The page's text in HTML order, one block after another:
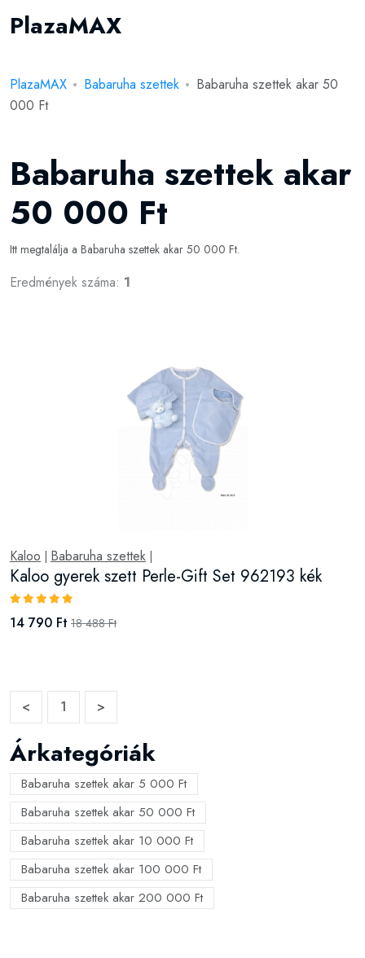
PlazaMAX
PlazaMAX Babaruha szettek
Babaruha szettek akar 50
000 Ft
Babaruha szettek akar
50 000 Ft
Itt megtalálja a Babaruha szettek akar 50 000 Ft.
Eredmények száma: 1
Kaloo Babaruha szettek
Kaloo gyerek szett Perle-Gift Set 962193 kék
14 790 Ft 18 488 Ft
< 1 >
Árkategóriák
Babaruha szettek akar 5 000 Ft
Babaruha szettek akar 50 000 Ft
Babaruha szettek akar 10 000 Ft
Babaruha szettek akar 100 000 Ft
Babaruha szettek akar 200 000 Ft